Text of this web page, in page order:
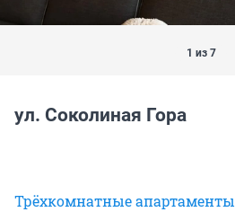
1 из 7
ул. Соколиная Гора
Трёхкомнатные апартаменты